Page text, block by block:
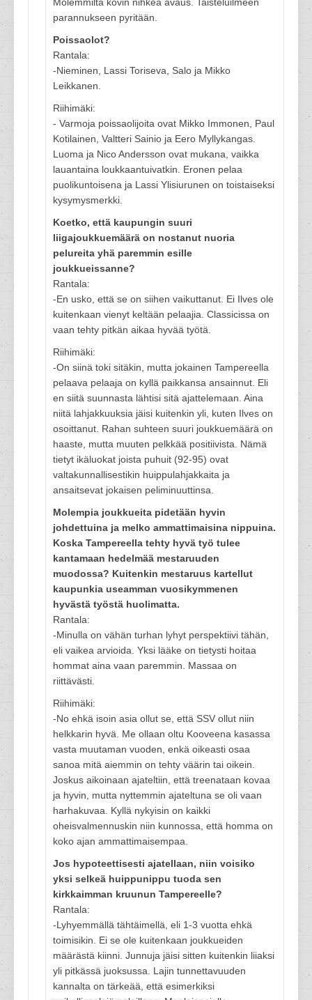
parannukseen pyritään.
Poissaolot?
Rantala:
-Nieminen, Lassi Toriseva, Salo ja Mikko
Leikkanen.
Riihimäki:
- Varmoja poissaolijoita ovat Mikko Immonen, Paul
Kotilainen, Valtteri Sainio ja Eero Myllykangas.
Luoma ja Nico Andersson ovat mukana, vaikka
lauantaina loukkaantuivatkin. Eronen pelaa
puolikuntoisena ja Lassi Ylisiurunen on toistaiseksi
kysymysmerkki.
Koetko, että kaupungin suuri
liigajoukkuemäärä on nostanut nuoria
pelureita yhä paremmin esille
joukkueissanne?
Rantala:
-En usko, että se on siihen vaikuttanut. Ei Ilves ole
kuitenkaan vienyt keltään pelaajia. Classicissa on
vaan tehty pitkän aikaa hyvää työtä.
Riihimäki:
-On siinä toki sitäkin, mutta jokainen Tampereella
pelaava pelaaja on kyllä paikkansa ansainnut. Eli
en siitä suunnasta lähtisi sitä ajattelemaan. Aina
niitä lahjakkuuksia jäisi kuitenkin yli, kuten Ilves on
osoittanut. Rahan suhteen suuri joukkuemäärä on
haaste, mutta muuten pelkkää positiivista. Nämä
tietyt ikäluokat joista puhuit (92-95) ovat
valtakunnallisestikin huippulahjakkaita ja
ansaitsevat jokaisen peliminuuttinsa.
Molempia joukkueita pidetään hyvin
johdettuina ja melko ammattimaisina nippuina.
Koska Tampereella tehty hyvä työ tulee
kantamaan hedelmää mestaruuden
muodossa? Kuitenkin mestaruus kartellut
kaupunkia useamman vuosikymmenen
hyvästä työstä huolimatta.
Rantala:
-Minulla on vähän turhan lyhyt perspektiivi tähän,
eli vaikea arvioida. Yksi lääke on tietysti hoitaa
hommat aina vaan paremmin. Massaa on
riittävästi.
Riihimäki:
-No ehkä isoin asia ollut se, että SSV ollut niin
helkkarin hyvä. Me ollaan oltu Kooveena kasassa
vasta muutaman vuoden, enkä oikeasti osaa
sanoa mitä aiemmin on tehty väärin tai oikein.
Joskus aikoinaan ajateltiin, että treenataan kovaa
ja hyvin, mutta nyttemmin ajateltuna se oli vaan
harhakuvaa. Kyllä nykyisin on kaikki
oheisvalmennuskin niin kunnossa, että homma on
koko ajan ammattimaisempaa.
Jos hypoteettisesti ajatellaan, niin voisiko
yksi selkeä huippunippu tuoda sen
kirkkaimman kruunun Tampereelle?
Rantala:
-Lyhyemmällä tähtäimellä, eli 1-3 vuotta ehkä
toimisikin. Ei se ole kuitenkaan joukkueiden
määrästä kiinni. Junnuja jäisi sitten kuitenkin liiaksi
yli pitkässä juoksussa. Lajin tunnettavuuden
kannalta on tärkeää, että esimerkiksi